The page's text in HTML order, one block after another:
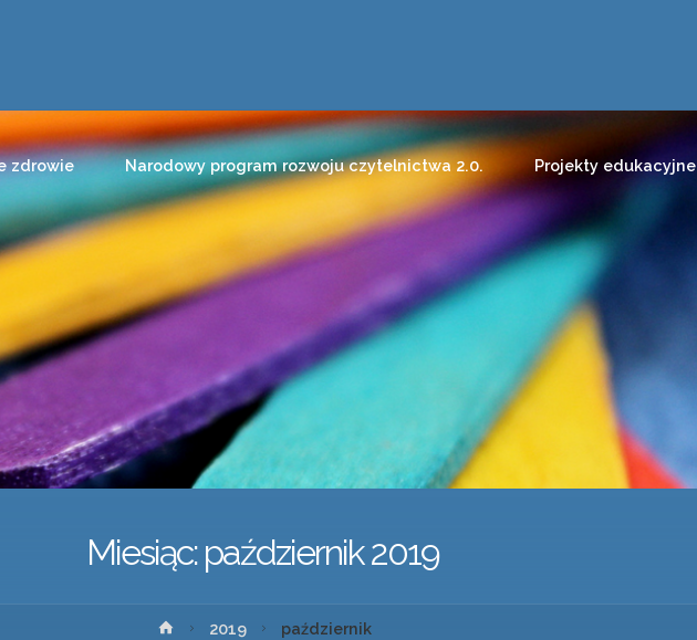
zdrowie Narodowy program rozwoju czytelnictwa 2.0. Projekty edukacyjne
Miesiąc:październik 2019
2019 październik